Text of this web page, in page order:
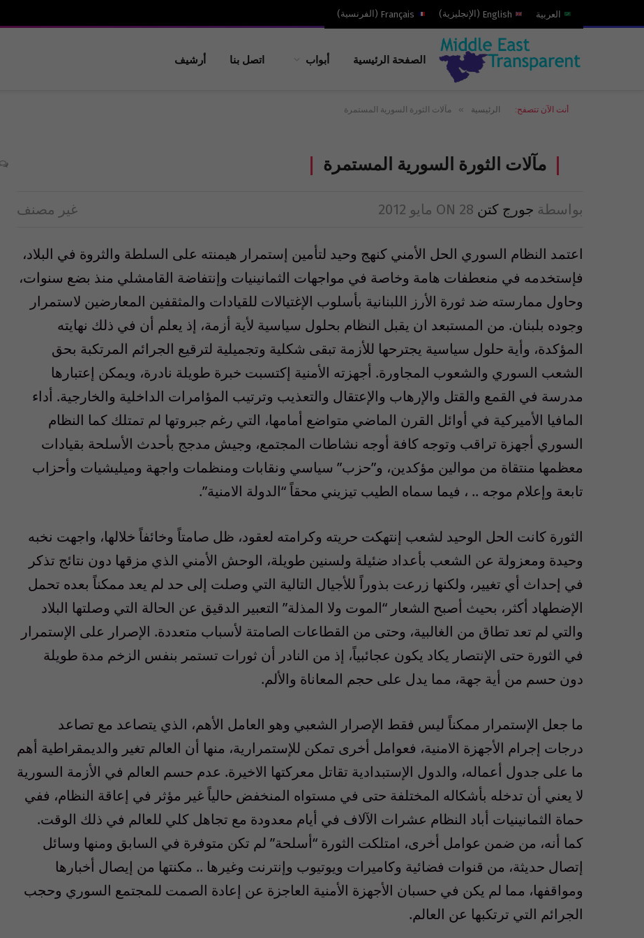
العربية English
( الإنجليزية)
Français
( الفرنسية)
الصفحة الرئيسية أبواب اتصل بنا أرشيف
أنت الآن تتصفح: الرئيسية » مآلات الثورة السورية المستمرة
مآلات الثورة السورية المستمرة
بواسطة جورج كتن ON 28 مايو 2012 غير مصنف
اعتمد النظام السوري الحل الأمني كنهج وحيد لتأمين إستمرار هيمنته على السلطة والثروة في البلاد،
فإستخدمه في منعطفات هامة وخاصة في مواجهات الثمانينيات وإنتفاضة القامشلي منذ بضع سنوات،
وحاول ممارسته ضد ثورة الأرز اللبنانية بأسلوب الإغتيالات للقيادات والمثقفين المعارضين لاستمرار
وجوده بلبنان. من المستبعد ان يقبل النظام بحلول سياسية لأية أزمة، إذ يعلم أن في ذلك نهايته
المؤكدة، وأية حلول سياسية يجترحها للأزمة تبقى شكلية وتجميلية لترقيع الجرائم المرتكبة بحق
الشعب السوري والشعوب المجاورة. أجهزته الأمنية إكتسبت خبرة طويلة نادرة، ويمكن إعتبارها
مدرسة في القمع والقتل والإرهاب والإعتقال والتعذيب وترتيب المؤامرات الداخلية والخارجية. أداء
المافيا الأميركية في أوائل القرن الماضي متواضع أمامها، التي رغم جبروتها لم تمتلك كما النظام
السوري أجهزة تراقب وتوجه كافة أوجه نشاطات المجتمع، وجيش مدجج بأحدث الأسلحة بقيادات
معظمها منتقاة من موالين مؤكدين، و”حزب” سياسي ونقابات ومنظمات واجهة وميليشيات وأحزاب
تابعة وإعلام موجه .. ، فيما سماه الطيب تيزيني محقاً “الدولة الامنية”.
الثورة كانت الحل الوحيد لشعب إنتهكت حريته وكرامته لعقود، ظل صامتاً وخائفاً خلالها، واجهت نخبه
وحيدة ومعزولة عن الشعب بأعداد ضئيلة ولسنين طويلة، الوحش الأمني الذي مزقها دون نتائج تذكر
في إحداث أي تغيير، ولكنها زرعت بذوراً للأجيال التالية التي وصلت إلى حد لم يعد ممكناً بعده تحمل
الإضطهاد أكثر، بحيث أصبح الشعار “الموت ولا المذلة” التعبير الدقيق عن الحالة التي وصلتها البلاد
والتي لم تعد تطاق من الغالبية، وحتى من القطاعات الصامتة لأسباب متعددة. الإصرار على الإستمرار
في الثورة حتى الإنتصار يكاد يكون عجائبياً، إذ من النادر أن ثورات تستمر بنفس الزخم مدة طويلة
دون حسم من أية جهة، مما يدل على حجم المعاناة والألم.
ما جعل الإستمرار ممكناً ليس فقط الإصرار الشعبي وهو العامل الأهم، الذي يتصاعد مع تصاعد
درجات إجرام الأجهزة الامنية، فعوامل أخرى تمكن للإستمرارية، منها أن العالم تغير والديمقراطية أهم
ما على جدول أعماله، والدول الإستبدادية تقاتل معركتها الاخيرة. عدم حسم العالم في الأزمة السورية
لا يعني أن تدخله بأشكاله المختلفة حتى في مستواه المنخفض حالياً غير مؤثر في إعاقة النظام، ففي
حماة الثمانينيات أباد النظام عشرات الآلاف في أيام معدودة مع تجاهل كلي للعالم في ذلك الوقت.
كما أنه، من ضمن عوامل أخرى، امتلكت الثورة “أسلحة” لم تكن متوفرة في السابق ومنها وسائل
إتصال حديثة، من قنوات فضائية وكاميرات ويوتيوب وإنترنت وغيرها .. مكنتها من إيصال أخبارها
ومواقفها، مما لم يكن في حسبان الأجهزة الأمنية العاجزة عن إعادة الصمت للمجتمع السوري وحجب
الجرائم التي ترتكبها عن العالم.